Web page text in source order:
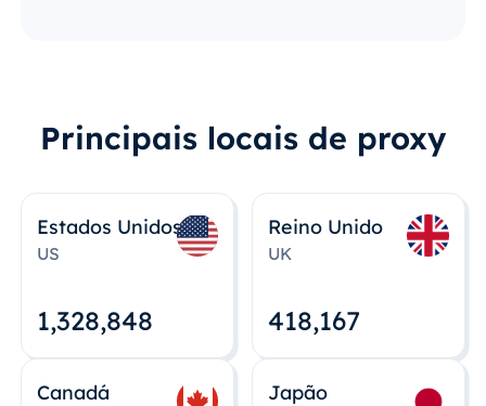
Principais locais de proxy
Estados Unidos
US
1,328,848
Reino Unido
UK
418,167
Canadá Japão